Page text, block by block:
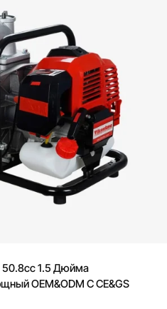
50.8cc 1.5 Дюйма
OEM&ODM С CE&GS